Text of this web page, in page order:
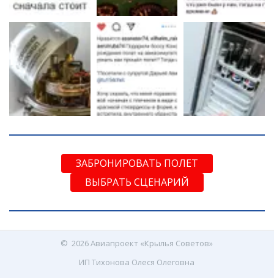
ЗАБРОНИРОВАТЬ ПОЛЕТ
ВЫБРАТЬ СЦЕНАРИЙ
©  2026 Авиапроект «Крылья Советов»
ИП Тихонова Олеся Олеговна